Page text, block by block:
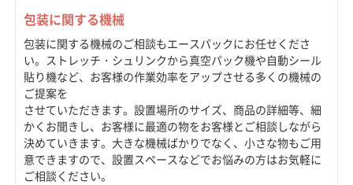
包装に関する機械
包装に関する機械のご相談もエースパックにお任せくださ
い。ストレッチ・シュリンクから真空パック機や自動シール
貼り機など、お客様の作業効率をアップさせる多くの機械の
ご提案を
させていただきます。設置場所のサイズ、商品の詳細等、細
かくお聞きし、お客様に最適の物をお客様とご相談しながら
決めていきます。大きな機械ばかりでなく、小さな物もご用
意できますので、設置スペースなどでお悩みの方はお気軽に
ご相談ください。